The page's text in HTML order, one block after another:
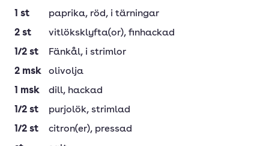
1 st paprika, röd, i tärningar
2 st vitlöksklyfta(or), finhackad
1/2 st Fänkål, i strimlor
2 msk
olivolja
1 msk dill, hackad
1/2 st purjolök, strimlad
1/2 st citron(er), pressad